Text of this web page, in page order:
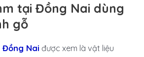
tại Đồng Nai dùng
gỗ
Đồng Nai được xem là vật liệu